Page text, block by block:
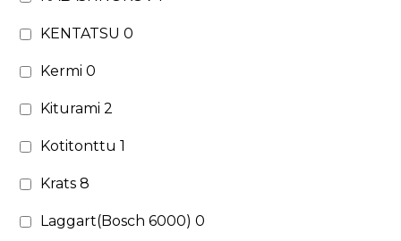
KENTATSU0
Kermi0
Kiturami2
Kotitonttu1
Krats8
Laggart(Bosch 6000)0